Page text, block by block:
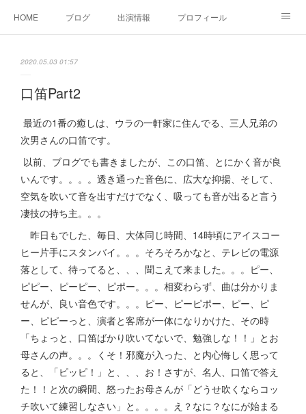
HOME ブログ 出演情報 プロフィール
2020.05.03 01:57
口笛Part2
最近の1番の癒しは、ウラの一軒家に住んでる、三人兄弟の
次男さんの口笛です。
以前、ブログでも書きましたが、この口笛、とにかく音が良
いんです。。。。透き通った音色に、広大な抑揚、そして、
空気を吹いて音を出すだけでなく、吸っても音が出ると言う
凄技の持ち主。。。
昨日もでした、毎日、大体同じ時間、14時頃にアイスコー
ヒー片手にスタンバイ。。。そろそろかなと、テレビの電源
落として、待ってると、、、聞こえて来ました。。。ピー、
ピピー、ピーピー、ピポー。。。相変わらず、曲は分かりま
せんが、良い音色です。。。ピー、ピーピポー、ピー、ピ
ー、ピピーっと、演者と客席が一体になりかけた、その時
「ちょっと、口笛ばかり吹いてないで、勉強しな！！」とお
母さんの声。。。くそ！邪魔が入った、と内心悔しく思って
ると、「ピッピ！」と、、、お！さすが、名人、口笛で答え
た！！と次の瞬間、怒ったお母さんが「どうせ吹くならコッ
チ吹いて練習しなさい」と。。。。え？なに？なにが始まる